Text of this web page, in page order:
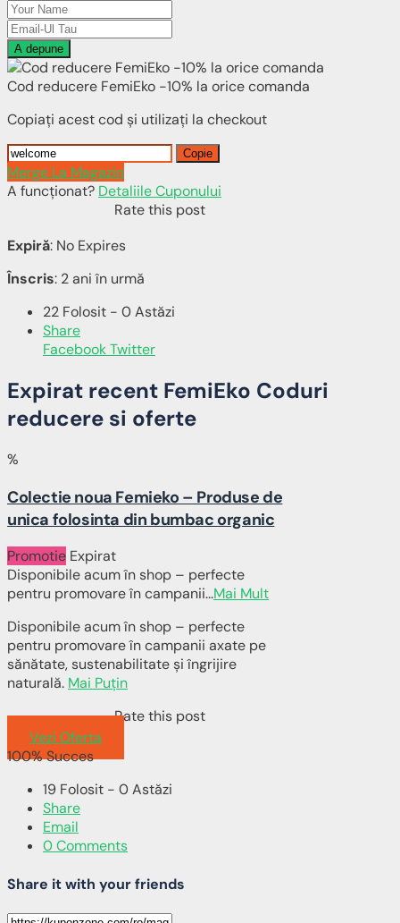
A depune
Cod reducere FemiEko -10% la orice comanda
Copiați acest cod și utilizați la checkout
Copie
Merge La Magazin
A funcționat? Detaliile Cuponului
Rate this post
Expiră: No Expires
Înscris: 2 ani în urmă
22 Folosit - 0 Astăzi
Share
FacebookTwitter
Expirat recent FemiEko Coduri
reducere si oferte
%
Colectie noua Femieko – Produse de
unica folosinta din bumbac organic
Promotie Expirat
Disponibile acum în shop – perfecte
pentru promovare în campanii...Mai Mult
Disponibile acum în shop – perfecte
pentru promovare în campanii axate pe
sănătate, sustenabilitate și îngrijire
naturală. Mai Puțin
Rate this post
Vezi Oferta
100% Succes
19 Folosit - 0 Astăzi
Share
Email
0 Comments
Share it with your friends